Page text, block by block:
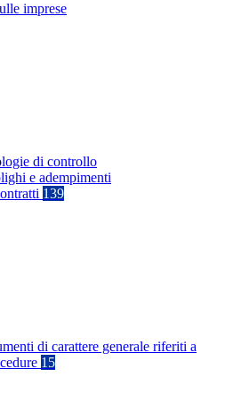
imprese
di controllo
e adempimenti
139
di carattere generale riferiti a
15